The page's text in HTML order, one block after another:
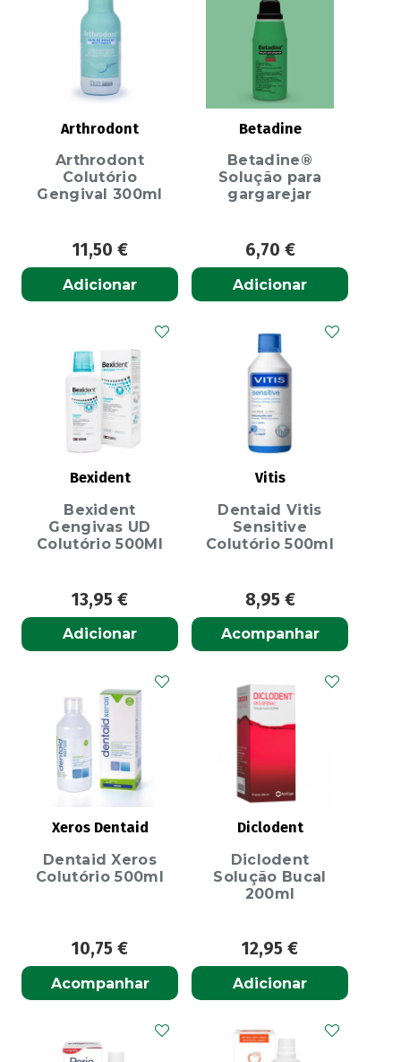
Arthrodont
Arthrodont
Colutório
Gengival 300ml
11,50 €
Adicionar
Betadine
Betadine®
Solução para
gargarejar
6,70 €
Adicionar
Bexident
Bexident
Gengivas UD
Colutório 500Ml
13,95 €
Adicionar
Vitis
Dentaid Vitis
Sensitive
Colutório 500ml
8,95 €
Acompanhar
Xeros Dentaid
Dentaid Xeros
Colutório 500ml
10,75 €
Acompanhar
Diclodent
Diclodent
Solução Bucal
200ml
12,95 €
Adicionar